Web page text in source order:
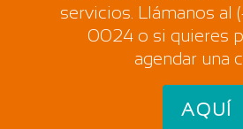
servicios. Llámanos al
0024 o si quieres
agendar una
AQUÍ